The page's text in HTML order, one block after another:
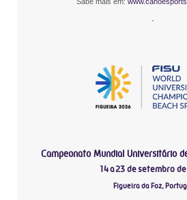
-
Campeonato Mundial Universitário
14 a 23 de setembro
Figueira da Foz,